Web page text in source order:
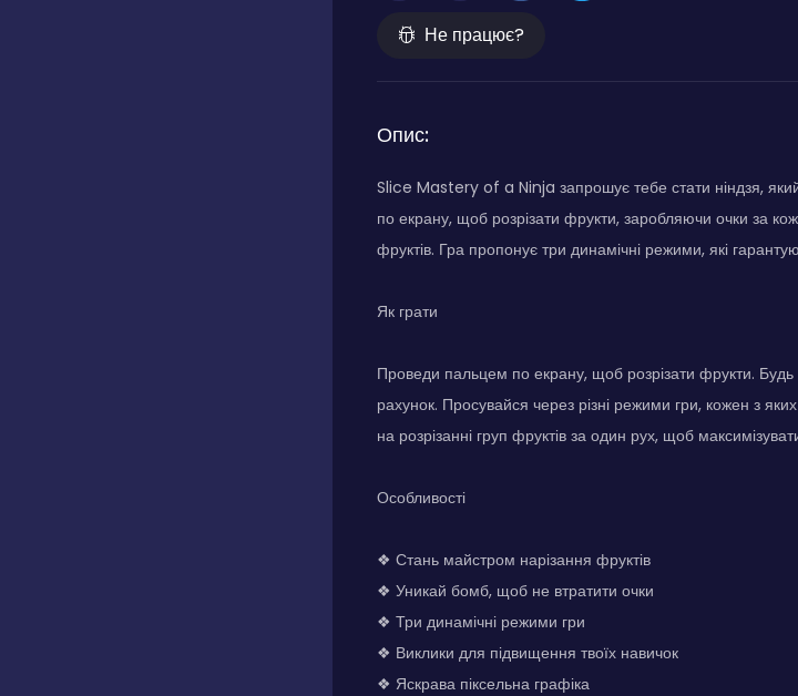
Не працює?
Опис:
Slice Mastery of a Ninja запрошує тебе стати ніндзя,
по екрану, щоб розрізати фрукти, заробляючи очки за
фруктів. Гра пропонує три динамічні режими, які
Як грати
Проведи пальцем по екрану, щоб розрізати фрукти.
рахунок. Просувайся через різні режими гри, кожен з
на розрізанні груп фруктів за один рух, щоб
Особливості
❖ Стань майстром нарізання фруктів
❖ Уникай бомб, щоб не втратити очки
❖ Три динамічні режими гри
❖ Виклики для підвищення твоїх навичок
❖ Яскрава піксельна графіка